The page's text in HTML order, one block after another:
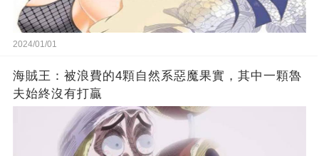
2024/01/01
海賊王：被浪費的4顆自然系惡魔果實，其中一顆魯
夫始終沒有打贏